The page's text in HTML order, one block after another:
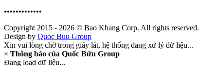
•••••••••••••
Copyright 2015 - 2026 © Bao Khang Corp. All rights reserved.
Design by Quoc Buu Group
Xin vui lòng chờ trong giây lát, hệ thống đang xử lý dữ liệu...
× Thông báo của Quốc Bửu Group
Đang load dữ liệu...